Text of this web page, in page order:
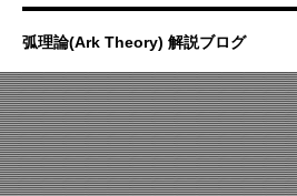
弧理論(Ark Theory) 解説ブログ